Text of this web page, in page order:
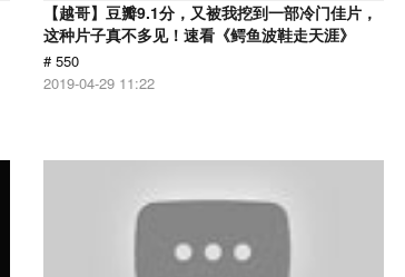
【越哥】豆瓣9.1分，又被我挖到一部冷门佳片，
这种片子真不多见！速看《鳄鱼波鞋走天涯》
# 550
2019-04-29 11:22